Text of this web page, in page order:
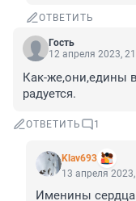
ОТВЕТИТЬ
Гость
12 апреля 2023,
Как-же,они,едины
радуется.
ОТВЕТИТЬ 1
Klav693
13 апреля
Именины сердца